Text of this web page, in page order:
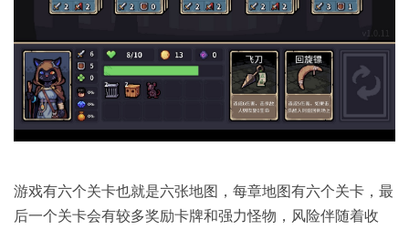
游戏有六个关卡也就是六张地图，每章地图有六个关卡，最
后一个关卡会有较多奖励卡牌和强力怪物，风险伴随着收